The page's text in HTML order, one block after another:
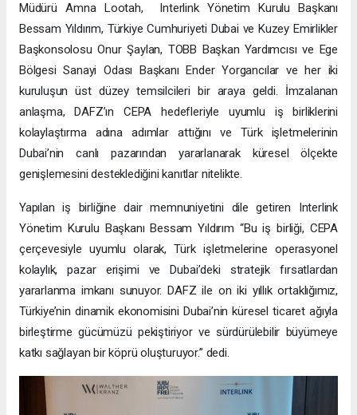
Müdürü Amna Lootah, Interlink Yönetim Kurulu Başkanı
Bessam Yıldırım, Türkiye Cumhuriyeti Dubai ve Kuzey Emirlikler
Başkonsolosu Onur Şaylan, TOBB Başkan Yardımcısı ve Ege
Bölgesi Sanayi Odası Başkanı Ender Yorgancılar ve her iki
kuruluşun üst düzey temsilcileri bir araya geldi. İmzalanan
anlaşma, DAFZ’ın CEPA hedefleriyle uyumlu iş birliklerini
kolaylaştırma adına adımlar attığını ve Türk işletmelerinin
Dubai’nin canlı pazarından yararlanarak küresel ölçekte
genişlemesini desteklediğini kanıtlar nitelikte.
Yapılan iş birliğine dair memnuniyetini dile getiren Interlink
Yönetim Kurulu Başkanı Bessam Yıldırım “Bu iş birliği, CEPA
çerçevesiyle uyumlu olarak, Türk işletmelerine operasyonel
kolaylık, pazar erişimi ve Dubai’deki stratejik fırsatlardan
yararlanma imkanı sunuyor. DAFZ ile on iki yıllık ortaklığımız,
Türkiye’nin dinamik ekonomisini Dubai’nin küresel ticaret ağıyla
birleştirme gücümüzü pekiştiriyor ve sürdürülebilir büyümeye
katkı sağlayan bir köprü oluşturuyor.” dedi.